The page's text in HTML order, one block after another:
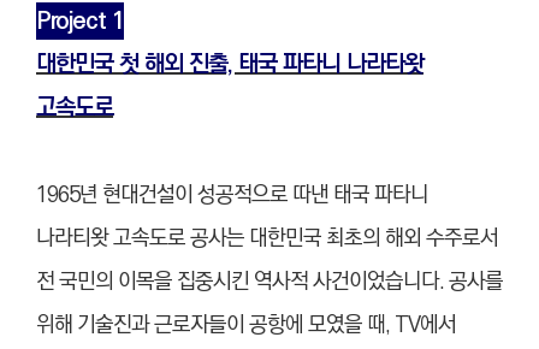
Project 1
대한민국 첫 해외 진출, 태국 파타니 나라타왓
고속도로
1965년 현대건설이 성공적으로 따낸 태국 파타니
나라티왓 고속도로 공사는 대한민국 최초의 해외 수주로서
전 국민의 이목을 집중시킨 역사적 사건이었습니다. 공사를
위해 기술진과 근로자들이 공항에 모였을 때, TV에서